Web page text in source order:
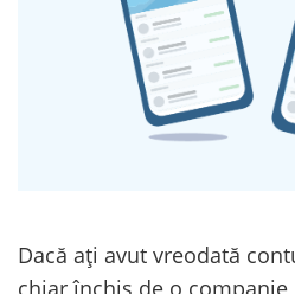
Dacă ați avut vreodată